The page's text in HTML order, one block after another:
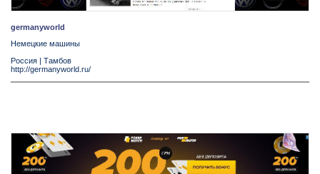
germanyworld
Немецкие машины
Россия
Тамбов
http://germanyworld.ru/